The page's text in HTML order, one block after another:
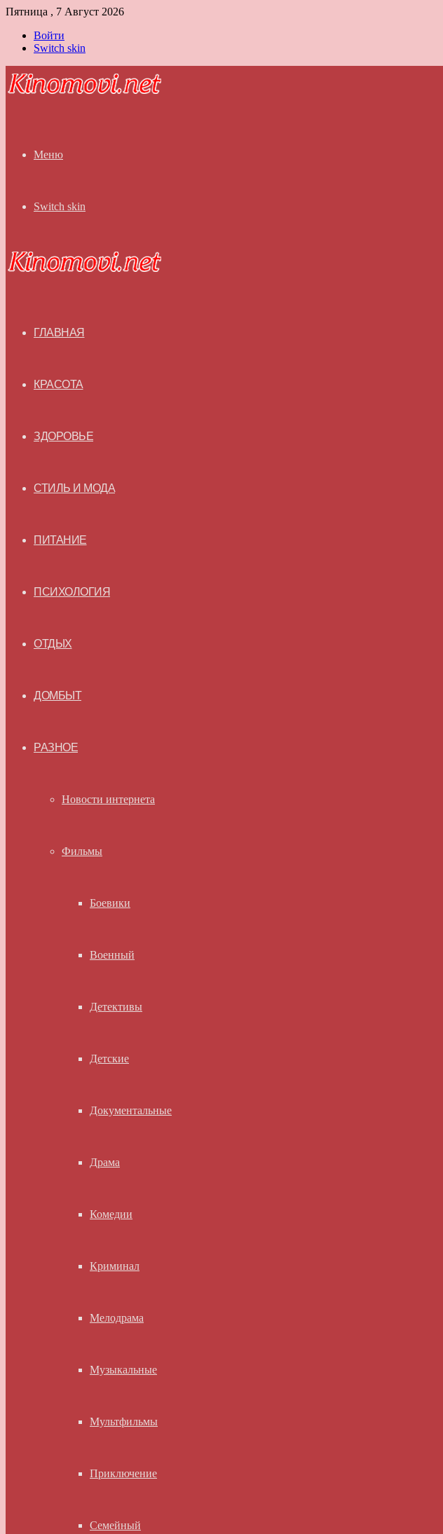
Пятница , 7 Август 2026
Войти
Switch skin
Меню
Switch skin
ГЛАВНАЯ
КРАСОТА
ЗДОРОВЬЕ
СТИЛЬ И МОДА
ПИТАНИЕ
ПСИХОЛОГИЯ
ОТДЫХ
ДОМБЫТ
РАЗНОЕ
Новости интернета
Фильмы
Боевики
Военный
Детективы
Детские
Документальные
Драма
Комедии
Криминал
Мелодрама
Музыкальные
Мультфильмы
Приключение
Семейный